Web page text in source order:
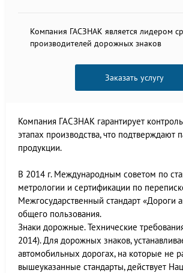
Компания ГАСЗНАК является лидером
производителей дорожных знаков
Заказать услугу
Компания ГАСЗНАК гарантирует контроль
этапах производства, что подтверждают
продукции.
В 2014 г. Международным советом по
метрологии и сертификации по
Межгосударственный стандарт «Дороги
общего пользования.
Знаки дорожные. Технические
2014). Для дорожных знаков,
автомобильных дорогах, на которые не
вышеуказанные стандарты, действует